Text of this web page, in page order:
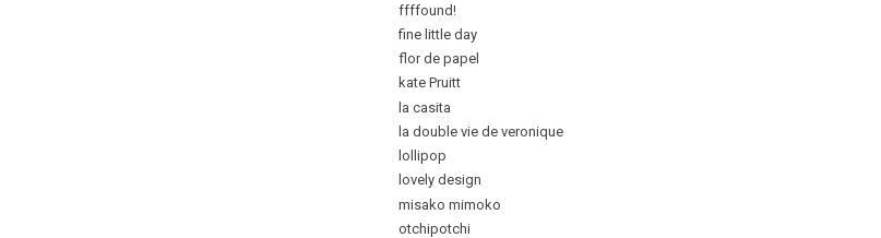
ffffound!
fine little day
flor de papel
kate Pruitt
la casita
la double vie de veronique
lollipop
lovely design
misako mimoko
otchipotchi